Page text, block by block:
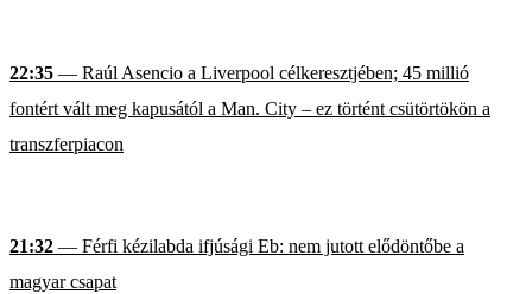
22:35 — Raúl Asencio a Liverpool célkeresztjében; 45 millió
fontért vált meg kapusától a Man. City – ez történt csütörtökön a
transzferpiacon
21:32 — Férfi kézilabda ifjúsági Eb: nem jutott elődöntőbe a
magyar csapat